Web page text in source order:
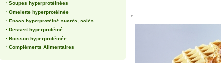
· Soupes hyperprotéinées
· Omelette hyperprotéinée
· Encas hyperprotéiné sucrés, salés
· Dessert hyperprotéiné
· Boisson hyperprotéinée
· Compléments Alimentaires